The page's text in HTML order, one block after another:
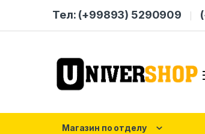
Тел: (+99893) 5290909
Магазин по отделу